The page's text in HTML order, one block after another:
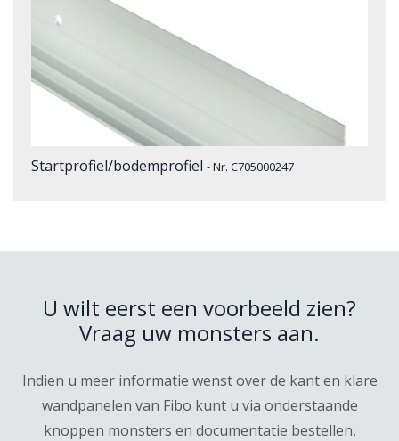
Startprofiel/bodemprofiel - Nr. C705000247
U wilt eerst een voorbeeld zien?
Vraag uw monsters aan.
Indien u meer informatie wenst over de kant en klare
wandpanelen van Fibo kunt u via onderstaande
knoppen monsters en documentatie bestellen,